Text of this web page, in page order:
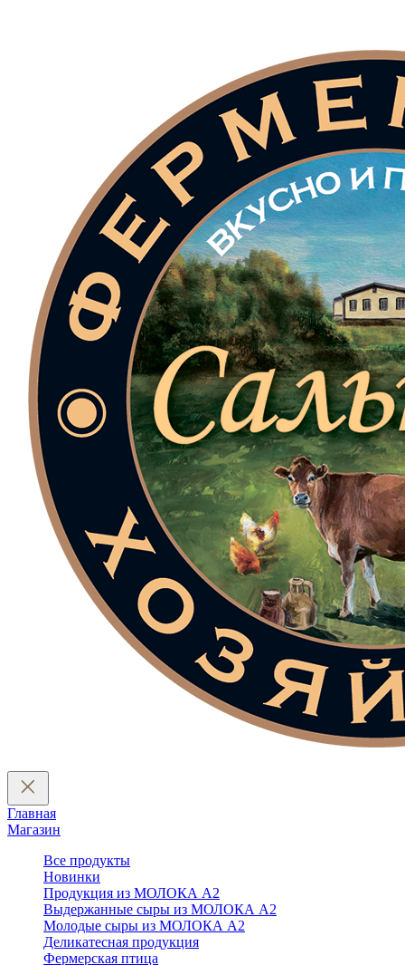
Главная
Магазин
Все продукты
Новинки
Продукция из МОЛОКА А2
Выдержанные сыры из МОЛОКА А2
Молодые сыры из МОЛОКА А2
Деликатесная продукция
Фермерская птица